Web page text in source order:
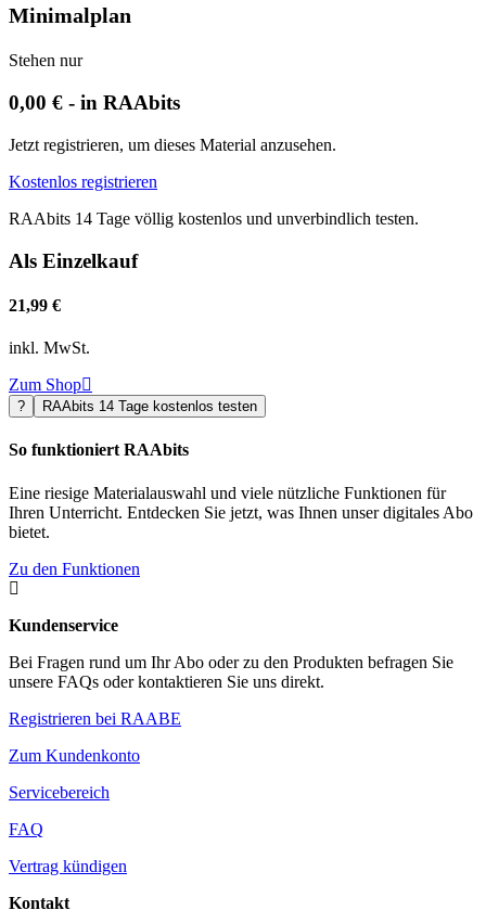
Minimalplan
Stehen nur
0,00 € - in RAAbits
Jetzt registrieren, um dieses Material anzusehen.
Kostenlos registrieren
RAAbits 14 Tage völlig kostenlos und unverbindlich testen.
Als Einzelkauf
21,99 €
inkl. MwSt.
Zum Shop
? RAAbits 14 Tage kostenlos testen
So funktioniert RAAbits
Eine riesige Materialauswahl und viele nützliche Funktionen für
Ihren Unterricht. Entdecken Sie jetzt, was Ihnen unser digitales Abo
bietet.
Zu den Funktionen

Kundenservice
Bei Fragen rund um Ihr Abo oder zu den Produkten befragen Sie
unsere FAQs oder kontaktieren Sie uns direkt.
Registrieren bei RAABE
Zum Kundenkonto
Servicebereich
FAQ
Vertrag kündigen
Kontakt